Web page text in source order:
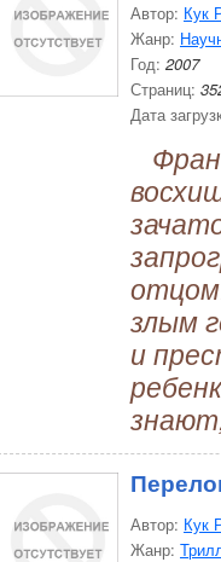
Автор: Кук
Жанр:
Год: 2007
Страниц:
Дата
злым
и
Автор: Кук
Жанр: